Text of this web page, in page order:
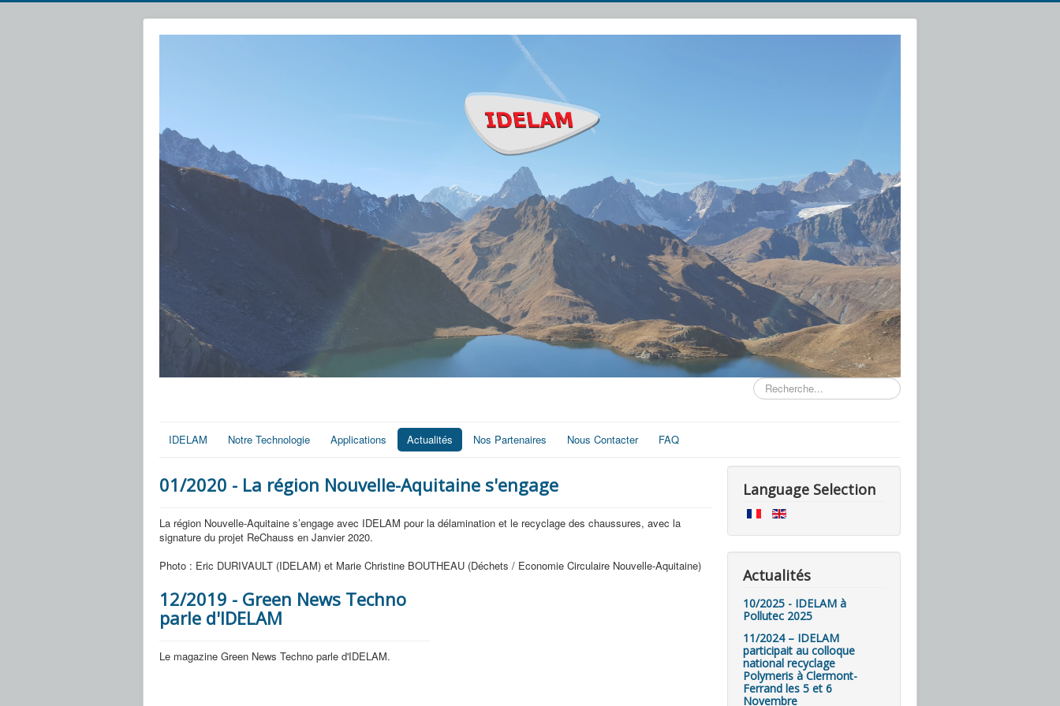
Rechercher
IDELAM Notre Technologie Applications Actualités Nos Partenaires Nous Contacter FAQ
01/2020 - La région Nouvelle-Aquitaine s'engage
La région Nouvelle-Aquitaine s’engage avec IDELAM pour la délamination et le recyclage des chaussures, avec la
signature du projet ReChauss en Janvier 2020.
Photo : Eric DURIVAULT (IDELAM) et Marie Christine BOUTHEAU (Déchets / Economie Circulaire Nouvelle-Aquitaine)
12/2019 - Green News Techno
parle d'IDELAM
Le magazine Green News Techno parle d'IDELAM.
Language Selection
Actualités
10/2025 - IDELAM à
Pollutec 2025
11/2024 – IDELAM
participait au colloque
national recyclage
Polymeris à Clermont-
Ferrand les 5 et 6
Novembre